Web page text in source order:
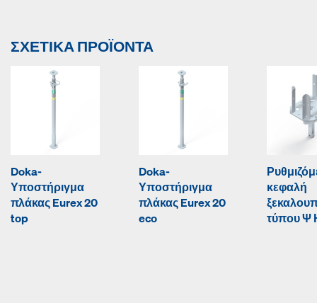
ΣΧΕΤΙΚΆ ΠΡΟΪΌΝΤΑ
Doka-
Υποστήριγμα
πλάκας Eurex 20
top
Doka-
Υποστήριγμα
πλάκας Eurex 20
eco
κεφαλή
τύπου Ψ